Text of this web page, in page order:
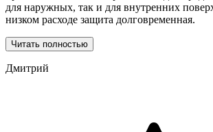
для наружных, так и для внутренних
низком расходе защита долговременная.
Читать полностью
Дмитрий